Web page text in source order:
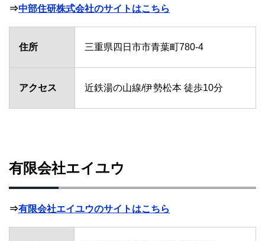
⇒中部住研株式会社のサイトはこちら
住所 三重県四日市市青葉町780-4
アクセス 近鉄湯の山線/伊勢松本 徒歩10分
有限会社エイユウ
⇒有限会社エイユウのサイトはこちら